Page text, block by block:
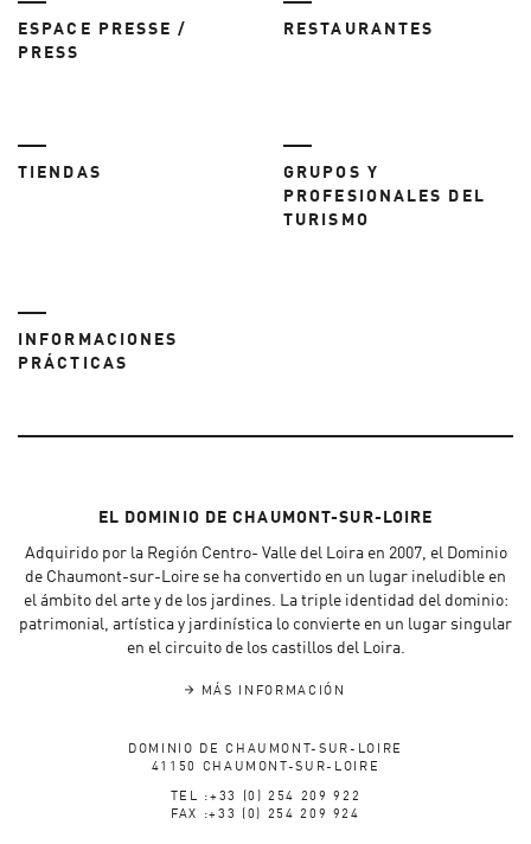
ESPACE PRESSE /
PRESS
RESTAURANTES
TIENDAS
GRUPOS Y
PROFESIONALES DEL
TURISMO
INFORMACIONES
PRÁCTICAS
EL DOMINIO DE CHAUMONT-SUR-LOIRE
Adquirido por la Región Centro- Valle del Loira en 2007, el Dominio
de Chaumont-sur-Loire se ha convertido en un lugar ineludible en
el ámbito del arte y de los jardines. La triple identidad del dominio:
patrimonial, artística y jardinística lo convierte en un lugar singular
en el circuito de los castillos del Loira.
MÁS INFORMACIÓN
DOMINIO DE CHAUMONT-SUR-LOIRE
41150 CHAUMONT-SUR-LOIRE
TEL :+33 (0) 254 209 922
FAX :+33 (0) 254 209 924